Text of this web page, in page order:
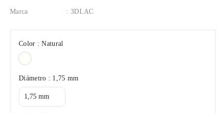
Marca : 3DLAC
Color : Natural
Natural
Diámetro : 1,75 mm